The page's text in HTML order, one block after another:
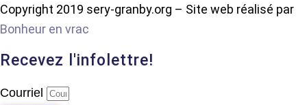
Copyright 2019 sery-granby.org – Site web réalisé par
Bonheur en vrac
Recevez l'infolettre!
Courriel